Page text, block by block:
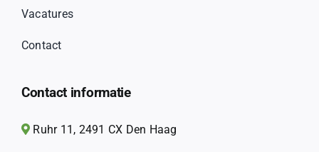
Vacatures
Contact
Contact informatie
Ruhr 11, 2491 CX Den Haag